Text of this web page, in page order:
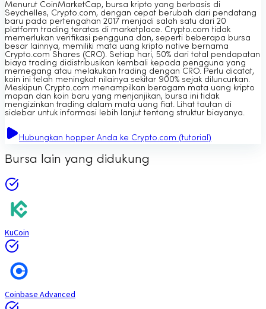
Menurut CoinMarketCap, bursa kripto yang berbasis di
Seychelles, Crypto.com, dengan cepat berubah dari pendatang
baru pada pertengahan 2017 menjadi salah satu dari 20
platform trading teratas di marketplace. Crypto.com tidak
memerlukan verifikasi pengguna dan, seperti beberapa bursa
besar lainnya, memiliki mata uang kripto native bernama
Crypto.com Shares (CRO). Setiap hari, 50% dari total pendapatan
biaya trading didistribusikan kembali kepada pengguna yang
memegang atau melakukan trading dengan CRO. Perlu dicatat,
koin ini telah meningkat nilainya sekitar 900% sejak diluncurkan.
Meskipun Crypto.com menampilkan beragam mata uang kripto
mapan dan koin baru yang menjanjikan, bursa ini tidak
mengizinkan trading dalam mata uang fiat. Lihat tautan di
sidebar untuk informasi lebih lanjut tentang struktur biayanya.
Hubungkan hopper Anda ke Crypto.com (tutorial)
Bursa lain yang didukung
KuCoin
Coinbase Advanced